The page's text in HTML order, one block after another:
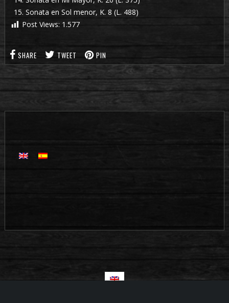
15. Sonata en Sol menor, K. 8 (L. 488)
Post Views: 1.577
SHARE TWEET PIN